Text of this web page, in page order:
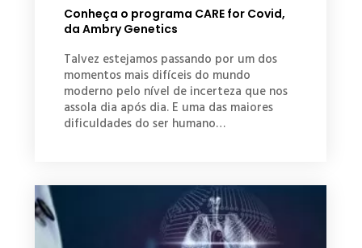
Conheça o programa CARE for Covid,
da Ambry Genetics
Talvez estejamos passando por um dos
momentos mais difíceis do mundo
moderno pelo nível de incerteza que nos
assola dia após dia. E uma das maiores
dificuldades do ser humano…